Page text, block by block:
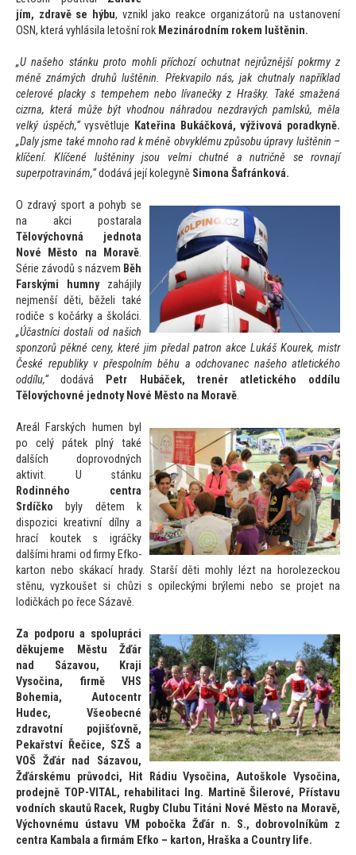
jím, zdravě se hýbu, vznikl jako reakce organizátorů na ustanovení
OSN, která vyhlásila letošní rok Mezinárodním rokem luštěnin.
„U našeho stánku proto mohli příchozí ochutnat nejrůznější pokrmy z
méně známých druhů luštěnin. Překvapilo nás, jak chutnaly například
celerové placky s tempehem nebo lívanečky z Hrašky. Také smažená
cizrna, která může být vhodnou náhradou nezdravých pamlsků, měla
velký úspěch,“vysvětluje Kateřina Bukáčková, výživová poradkyně.
„Daly jsme také mnoho rad k méně obvyklému způsobu úpravy luštěnin –
klíčení. Klíčené luštěniny jsou velmi chutné a nutričně se rovnají
superpotravinám,“dodává její kolegyně Simona Šafránková.
O zdravý sport a pohyb se
na akci postarala
Tělovýchovná jednota
Nové Město na Moravě.
Série závodů s názvem Běh
Farskými humnyzahájily
nejmenší děti, běželi také
rodiče s kočárky a školáci.
„Účastníci dostali od našich
sponzorů pěkné ceny, které jim předal patron akce Lukáš Kourek, mistr
České republiky v přespolním běhu a odchovanec našeho atletického
oddílu,“dodává
Petr Hubáček, trenér atletického oddílu
Tělovýchovné jednoty Nové Město na Moravě.
Areál Farských humen byl
po celý pátek plný také
dalších doprovodných
aktivit. U stánku
Rodinného centra
Srdíčko byly dětem k
dispozici kreativní dílny a
hrací koutek s igráčky
dalšími hrami od firmy Efko-
karton nebo skákací hrady. Starší děti mohly lézt na horolezeckou
stěnu, vyzkoušet si chůzi s opileckými brýlemi nebo se projet na
lodičkách po řece Sázavě.
Za podporu a spolupráci
děkujeme Městu Žďár
nad Sázavou, Kraji
Vysočina, firmě VHS
Bohemia, Autocentr
Hudec, Všeobecné
zdravotní pojišťovně,
Pekařství Řečice, SZŠ a
VOŠ Žďár nad Sázavou,
Žďárskému průvodci, Hit Rádiu Vysočina, Autoškole Vysočina,
prodejně TOP-VITAL, rehabilitaci Ing. Martině Šilerové, Přístavu
vodních skautů Racek, Rugby Clubu Titáni Nové Město na Moravě,
Výchovnému ústavu VM pobočka Žďár n. S., dobrovolníkům z
centra Kambala a firmám Efko – karton, Hraška a Country life.